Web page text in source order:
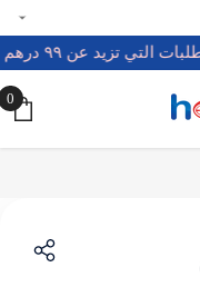
للطلبات التي تزيد عن ٩٩ درهم 🚚
0
0